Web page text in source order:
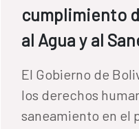
cumplimiento
al Agua y al
El Gobierno de
los derechos
saneamiento en el